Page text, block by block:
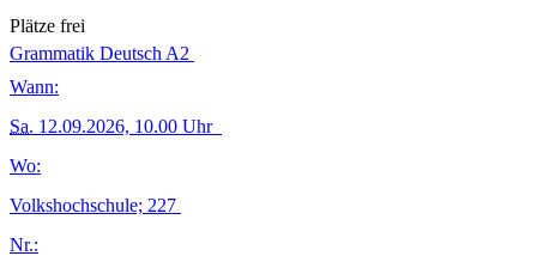
Plätze frei
Grammatik Deutsch A2
Wann:
Sa. 12.09.2026, 10.00 Uhr
Wo:
Volkshochschule; 227
Nr.: